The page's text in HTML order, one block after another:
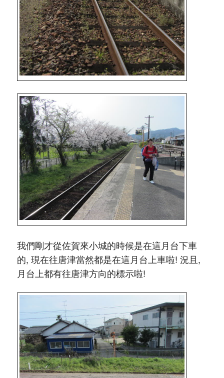
我們剛才從佐賀來小城的時候是在這月台下車
的, 現在往唐津當然都是在這月台上車啦! 況且,
月台上都有往唐津方向的標示啦!